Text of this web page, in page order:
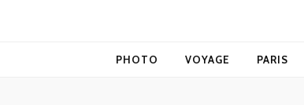
PHOTO VOYAGE PARIS